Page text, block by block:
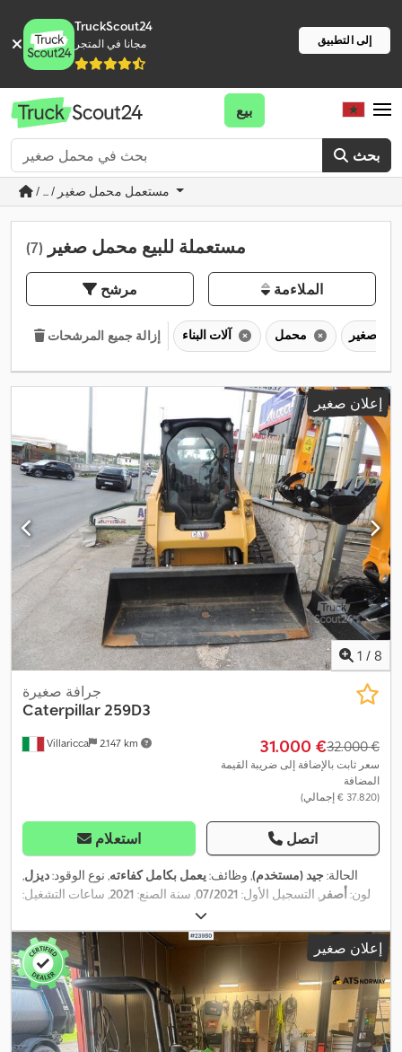
TruckScout24
مجانا في المتجر إلى التطبيق
بحث
بيع
مستعملة للبيع محمل صغير (7)
مرشح الملاءمة
إزالة جميع المرشحات آلات البناء
إعلان صغير
1 / 8
Villaricca 2.147 km
جرافة صغيرة
Caterpillar259D3
‏31.000 € ‏32.000 €
سعر ثابت بالإضافة إلى ضريبة القيمة
المضافة
(‏37.820 € إجمالي)
استعلام اتصل
الحالة:جيد (مستخدم), وظائف:يعمل بكامل كفاءته, نوع الوقود:ديزل,
لون: أصفر , التسجيل الأول: 07/2021, سنة الصنع: 2021, ساعات التشغيل:
إعلان صغير